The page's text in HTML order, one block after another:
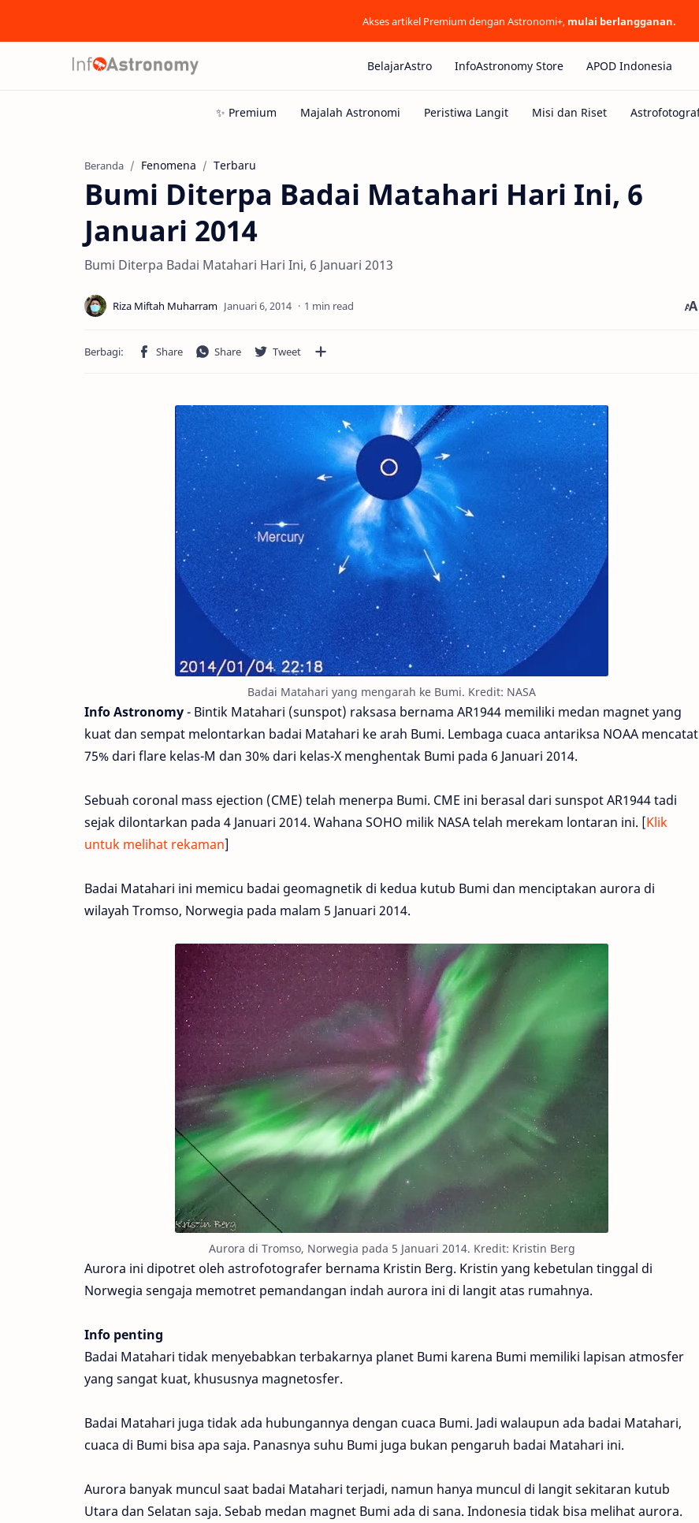
Akses artikel Premium dengan Astronomi+, mulai berlangganan.
BelajarAstro InfoAstronomy Store APOD Indonesia
Beranda Fenomena Terbaru
Bumi Diterpa Badai Matahari Hari Ini, 6
Januari 2014
Bumi Diterpa Badai Matahari Hari Ini, 6 Januari 2013
1 min read
Badai Matahari yang mengarah ke Bumi. Kredit: NASA
Info Astronomy- Bintik Matahari (sunspot) raksasa bernama AR1944 memiliki medan magnet yang
kuat dan sempat melontarkan badai Matahari ke arah Bumi. Lembaga cuaca antariksa NOAA mencatat
75% dari flare kelas-M dan 30% dari kelas-X menghentak Bumi pada 6 Januari 2014.
Sebuah coronal mass ejection (CME) telah menerpa Bumi. CME ini berasal dari sunspot AR1944 tadi
sejak dilontarkan pada 4 Januari 2014. Wahana SOHO milik NASA telah merekam lontaran ini. [Klik
untuk melihat rekaman]
Badai Matahari ini memicu badai geomagnetik di kedua kutub Bumi dan menciptakan aurora di
wilayah Tromso, Norwegia pada malam 5 Januari 2014.
Aurora di Tromso, Norwegia pada 5 Januari 2014. Kredit: Kristin Berg
Aurora ini dipotret oleh astrofotografer bernama Kristin Berg. Kristin yang kebetulan tinggal di
Norwegia sengaja memotret pemandangan indah aurora ini di langit atas rumahnya.
Info penting
Badai Matahari tidak menyebabkan terbakarnya planet Bumi karena Bumi memiliki lapisan atmosfer
yang sangat kuat, khususnya magnetosfer.
Badai Matahari juga tidak ada hubungannya dengan cuaca Bumi. Jadi walaupun ada badai Matahari,
cuaca di Bumi bisa apa saja. Panasnya suhu Bumi juga bukan pengaruh badai Matahari ini.
Aurora banyak muncul saat badai Matahari terjadi, namun hanya muncul di langit sekitaran kutub
Utara dan Selatan saja. Sebab medan magnet Bumi ada di sana. Indonesia tidak bisa melihat aurora.